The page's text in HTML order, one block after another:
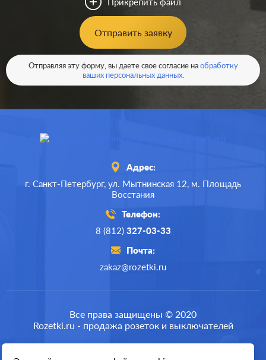
пластмасса
Кол-во клавиш:
Подсветка: без подсветки
211Р
В корзину
Производ.: Systeme Electric
GLOSSA
Отправить заявку
Отправляя эту форму, вы даете свое согласие наобработку
ваших персональных данных.
Адрес:
г. Санкт-Петербург, ул. Мытнинская 12, м. Площадь
Восстания
Телефон:
8 (812) 327-03-33
Почта:
zakaz@rozetki.ru
Все права защищены © 2020
Rozetki.ru - продажа розеток и выключателей